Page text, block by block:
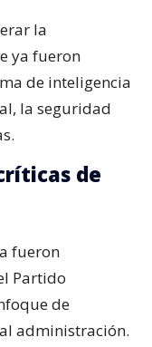
la
ya fueron
de inteligencia
la seguridad
de
fueron
Partido
de
administración.